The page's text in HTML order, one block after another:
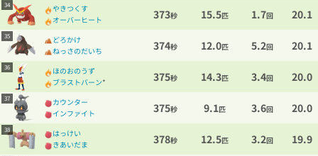
34
やきつくす
オーバーヒート
373秒 15.5匹 1.7回 20.1
35
どろかけ
ねっさのだいち
374秒 12.0匹 5.2回 20.1
36
ほのおのうず
ブラストバーン* 375秒 14.3匹 3.4回 20.0
37
カウンター
インファイト
375秒 9.1匹 3.6回 20.0
38
はっけい
きあいだま
378秒 12.5匹 3.2回 19.9